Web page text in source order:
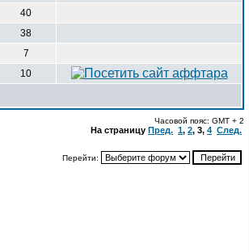
40
38
7
10
Часовой пояс: GMT + 2
На страницу Пред. 1, 2, 3, 4 След.
Перейти: